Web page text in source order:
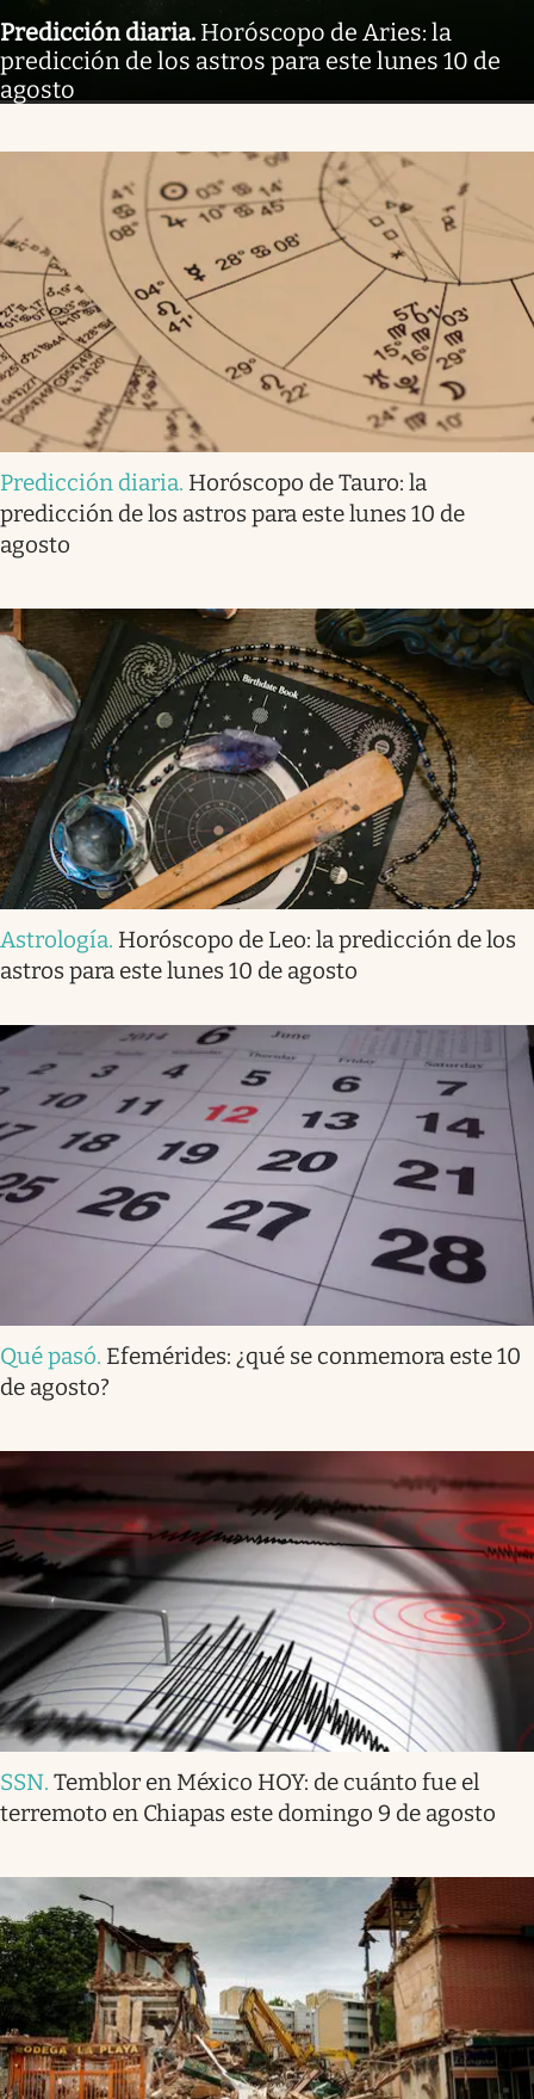
Predicción diaria. Horóscopo de Aries: la
predicción de los astros para este lunes 10 de
agosto
Predicción diaria. Horóscopo de Tauro: la
predicción de los astros para este lunes 10 de
agosto
Astrología. Horóscopo de Leo: la predicción de los
astros para este lunes 10 de agosto
Qué pasó. Efemérides: ¿qué se conmemora este 10
de agosto?
SSN. Temblor en México HOY: de cuánto fue el
terremoto en Chiapas este domingo 9 de agosto